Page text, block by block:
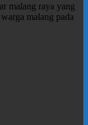
malang raya yang
malang pada